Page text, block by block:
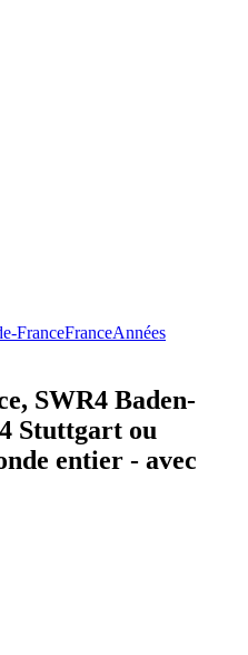
FranceFranceAnnées
SWR4 Baden-
Stuttgart ou
entier - avec